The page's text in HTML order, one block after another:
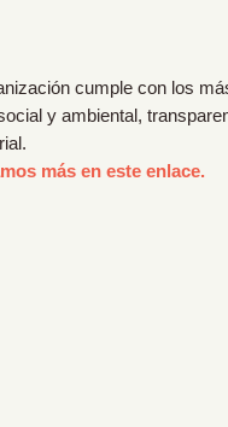
cumple con los
y ambiental,
más en este enlace.